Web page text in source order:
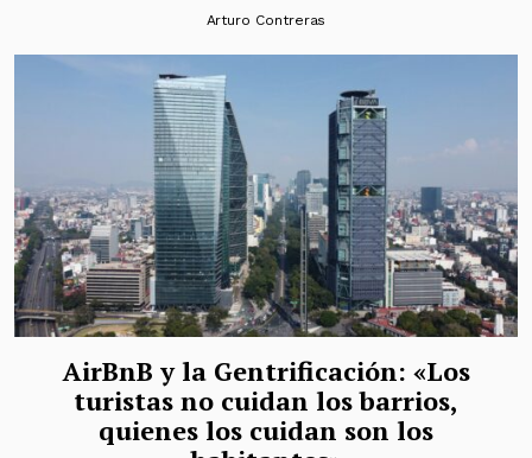
Arturo Contreras
AirBnB y la Gentrificación: «Los
turistas no cuidan los barrios,
quienes los cuidan son los